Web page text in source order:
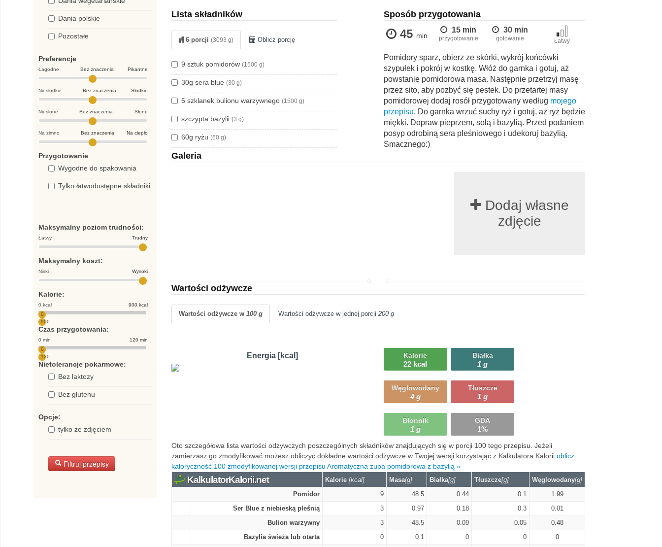
Dania polskie
Pozostałe
Preferencje
Łagodne Pikantne
Bez znaczenia
Niesłodkie Słodkie
Bez znaczenia
Niesłone Słone
Bez znaczenia
Na zimno Na ciepło
Bez znaczenia
Przygotowanie
Wygodne do spakowania
Tylko łatwodostępne składniki
Maksymalny poziom trudności:
Łatwy Trudny
Maksymalny koszt:
Niski Wysoki
Kalorie:
0 kcal
900 kcal
0
900
Czas przygotowania:
0 min
120 min
0
120
Nietolerancje pokarmowe:
Bez laktozy
Bez glutenu
Opcje:
tylko ze zdjęciem
Filtruj przepisy
Lista składników
6 porcji (3093 g) Oblicz porcję
9 sztuk pomidorów (1500 g)
30g sera blue (30 g)
6 szklanek bulionu warzywnego (1500 g)
szczypta bazylii (3 g)
60g ryżu (60 g)
Sposób przygotowania
45 min
15 min
przygotowanie
30 min
gotowanie Łatwy
Pomidory sparz, obierz ze skórki, wykrój końcówki
szypułek i pokrój w kostkę. Włóż do garnka i gotuj, aż
powstanie pomidorowa masa. Następnie przetrzyj masę
przez sito, aby pozbyć się pestek. Do przetartej masy
pomidorowej dodaj rosół przygotowany według mojego
przepisu. Do garnka wrzuć suchy ryż i gotuj, aż ryż będzie
miękki. Dopraw pieprzem, solą i bazylią. Przed podaniem
posyp odrobiną sera pleśniowego i udekoruj bazylią.
Smacznego:)
Galeria
Dodaj własne
zdjęcie
Wartości odżywcze
Wartości odżywcze w 100 g Wartości odżywcze w jednej porcji 200 g
Energia [kcal] Kalorie
22 kcal
Białka
1 g
Węglowodany
4 g
Tłuszcze
1 g
Błonnik
1 g
GDA
1%
Oto szczegółowa lista wartości odżywczych poszczególnych składników znajdujących się w porcji 100 tego przepisu. Jeżeli
zamierzasz go zmodyfikować możesz obliczyc dokładne wartości odżywcze w Twojej wersji korzystając z Kalkulatora Kalorii oblicz
kaloryczność 100 zmodyfikowanej wersji przepisu Aromatyczna zupa pomidorowa z bazylią »
KalkulatorKalorii.net Kalorie [kcal] Masa[g] Białka[g] Tłuszcze[g] Węglowodany[g]
Pomidor
9 48.5 0.44 0.1
1.99
Ser Blue z niebieską pleśnią
3 0.97 0.18 0.3
0.01
Bulion warzywny
3 48.5 0.09 0.05
0.48
Bazylia świeża lub otarta
0 0.1 0 0
0